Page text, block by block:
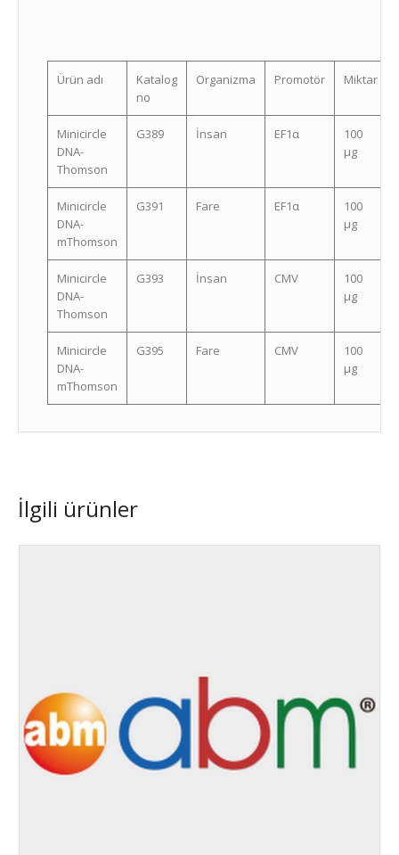
Ürün adı
Katalog
no
Organizma Promotör Miktar
Minicircle
DNA-
Thomson
G389 İnsan EF1α
100
μg
Minicircle
DNA-
mThomson
G391 Fare EF1α
100
μg
Minicircle
DNA-
Thomson
G393 İnsan CMV
100
μg
Minicircle
DNA-
mThomson
G395 Fare CMV
100
μg
İlgili ürünler